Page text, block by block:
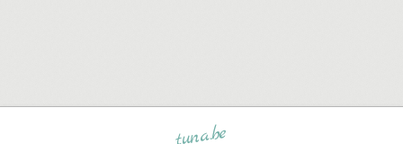
tuna.be